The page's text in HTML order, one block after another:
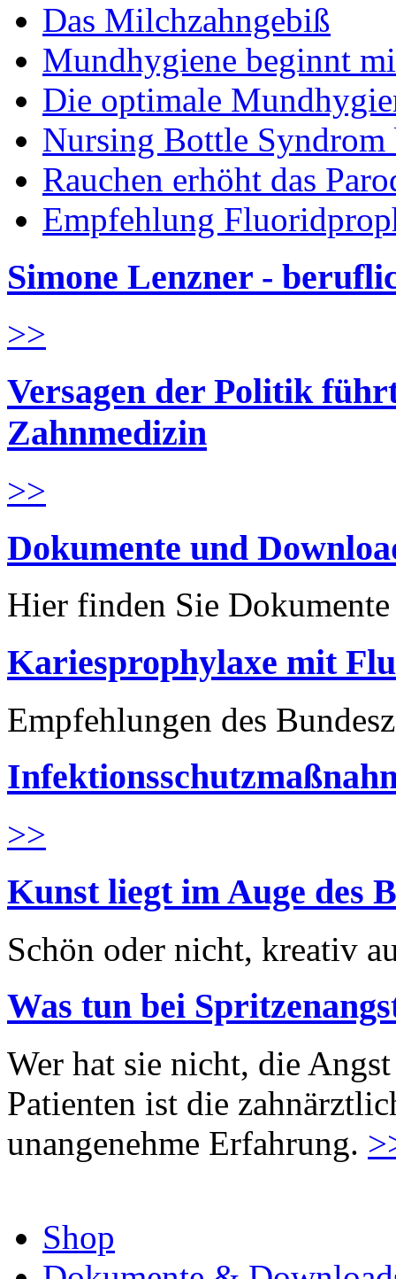
Das Milchzahngebiß
Mundhygiene beginnt
Die optimale
Nursing Bottle
Rauchen erhöht das
Empfehlung
Simone Lenzner -
>>
Versagen der Politik
Zahnmedizin
>>
Dokumente und
Hier finden Sie
Kariesprophylaxe mit
Empfehlungen des
>>
Kunst liegt im Auge des
Schön oder nicht, kreativ
Was tun bei
Wer hat sie nicht, die
Patienten ist die
unangenehme Erfahrung.
Shop